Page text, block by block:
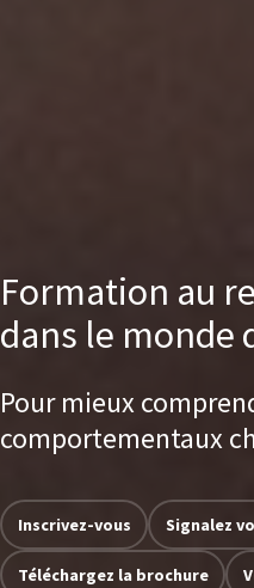
Formation au
dans le monde
Pour mieux
comportementaux
Inscrivez-vous Signalez
Téléchargez la brochure